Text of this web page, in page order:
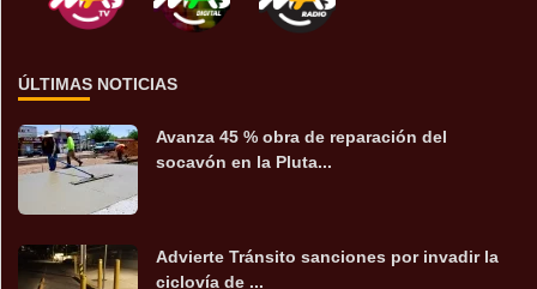
ÚLTIMAS NOTICIAS
Avanza 45 % obra de reparación del
socavón en la Pluta...
Advierte Tránsito sanciones por invadir la
ciclovía de ...